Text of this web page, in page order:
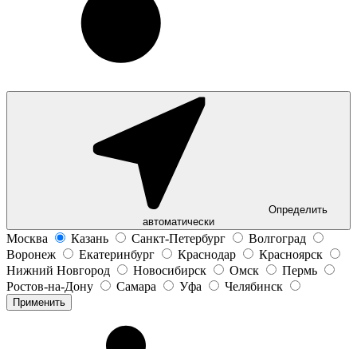
Определить
автоматически
Москва Казань Санкт-Петербург
Волгоград
Воронеж
Екатеринбург Краснодар
Красноярск
Нижний Новгород
Новосибирск Омск
Пермь
Ростов-на-Дону
Самара Уфа Челябинск
Применить